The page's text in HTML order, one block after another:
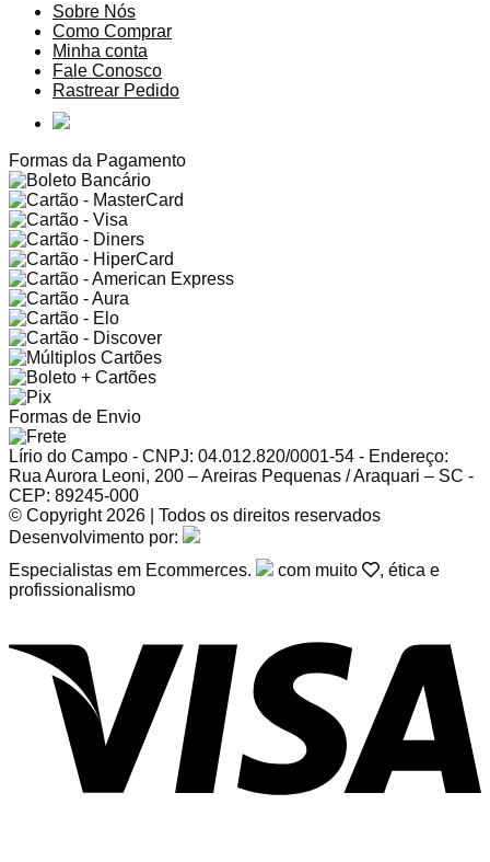
Sobre Nós
Como Comprar
Minha conta
Fale Conosco
Rastrear Pedido
Formas da Pagamento
Formas de Envio
Lírio do Campo - CNPJ: 04.012.820/0001-54 - Endereço:
Rua Aurora Leoni, 200 – Areiras Pequenas / Araquari – SC -
CEP: 89245-000
© Copyright 2026 | Todos os direitos reservados
Desenvolvimento por:
Especialistas em Ecommerces.
com muito
, ética e
profissionalismo